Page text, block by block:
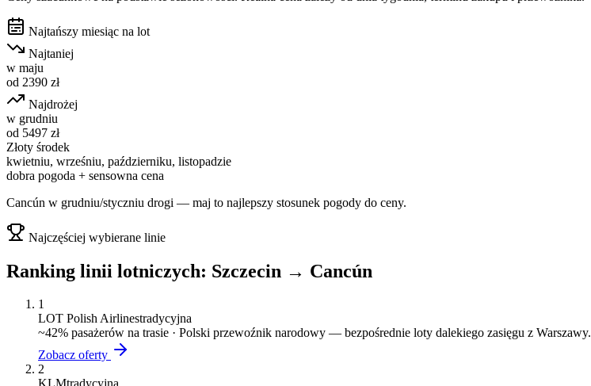
Najtańszy miesiąc na lot
Najtaniej
w maju
od 2390 zł
Najdrożej
w grudniu
od 5497 zł
Złoty środek
kwietniu, wrześniu, październiku, listopadzie
dobra pogoda + sensowna cena
Cancún w grudniu/styczniu drogi — maj to najlepszy stosunek pogody do ceny.
Najczęściej wybierane linie
Ranking linii lotniczych: Szczecin → Cancún
1
LOT Polish Airlinestradycyjna
~42% pasażerów na trasie · Polski przewoźnik narodowy — bezpośrednie loty dalekiego zasięgu z Warszawy.
Zobacz oferty
2